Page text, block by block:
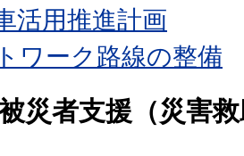
活用推進計画
ワーク路線の整備
災者支援（災害